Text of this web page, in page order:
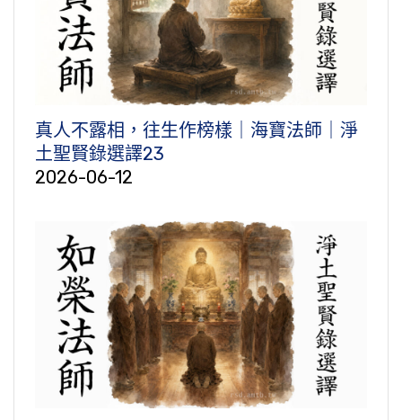
真人不露相，往生作榜樣｜海寶法師｜淨
土聖賢錄選譯23
2026-06-12